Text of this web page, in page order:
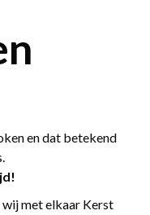
en dat betekend
met elkaar Kerst